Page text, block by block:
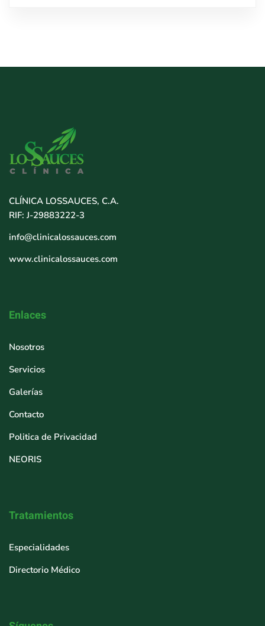
CLÍNICA LOSSAUCES, C.A.
RIF: J-29883222-3
info@clinicalossauces.com
www.clinicalossauces.com
Enlaces
Nosotros
Servicios
Galerías
Contacto
Politica de Privacidad
NEORIS
Tratamientos
Especialidades
Directorio Médico